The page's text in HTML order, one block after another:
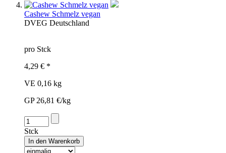
Cashew Schmelz vegan
DVEG Deutschland
pro Stck
4,29 € *
VE 0,16 kg
GP 26,81 €/kg
Stck